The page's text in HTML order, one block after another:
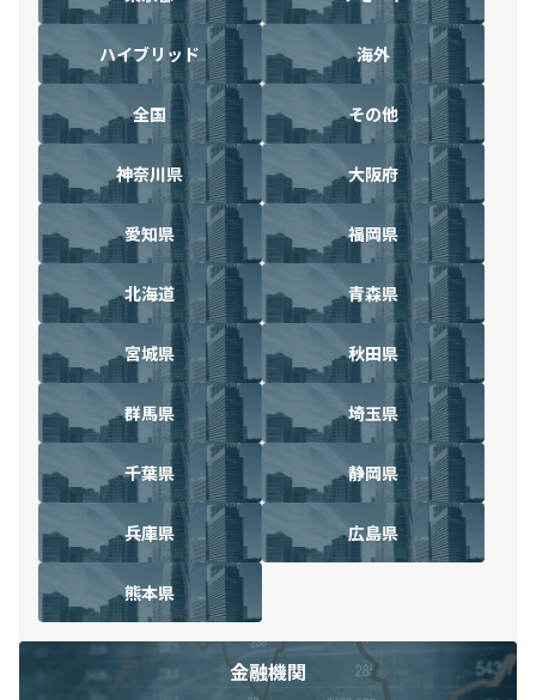
ハイブリッド 海外
全国 その他
神奈川県 大阪府
愛知県 福岡県
北海道 青森県
宮城県 秋田県
群馬県 埼玉県
千葉県 静岡県
兵庫県 広島県
熊本県
金融機関